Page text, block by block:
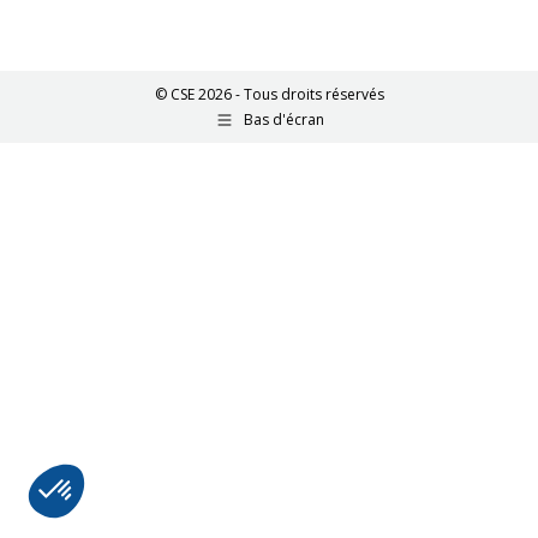
© CSE 2026 - Tous droits réservés
Bas d'écran